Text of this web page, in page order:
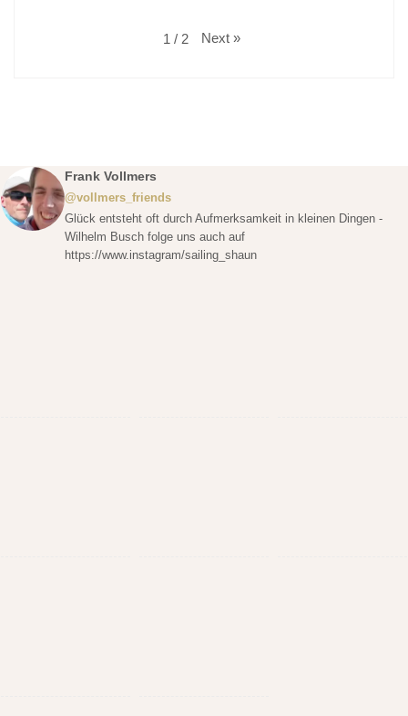
1 / 2 Next »
Frank Vollmers
@vollmers_friends
Glück entsteht oft durch Aufmerksamkeit in kleinen Dingen -
Wilhelm Busch folge uns auch auf
https://www.instagram/sailing_shaun